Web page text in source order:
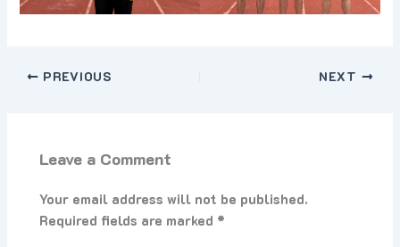
PREVIOUS NEXT
Leave a Comment
Your email address will not be published.
Required fields are marked *